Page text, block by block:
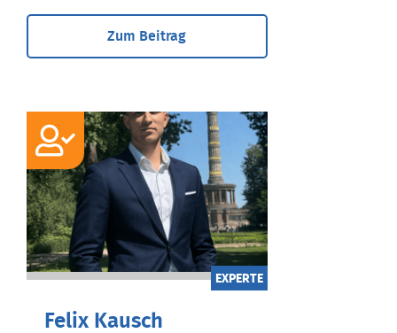
Zum Beitrag
EXPERTE
Felix Kausch